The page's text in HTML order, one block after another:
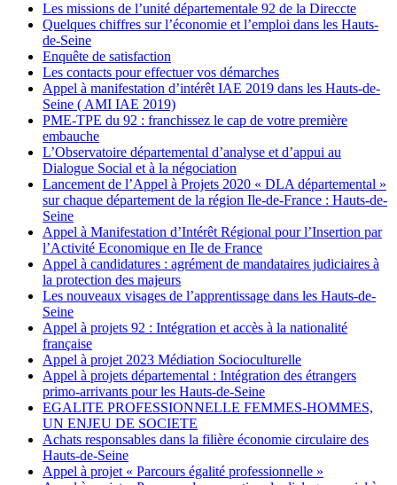
Les missions de l’unité départementale 92 de la Direccte
Quelques chiffres sur l’économie et l’emploi dans les Hauts-
de-Seine
Enquête de satisfaction
Les contacts pour effectuer vos démarches
Appel à manifestation d’intérêt IAE 2019 dans les Hauts-de-
Seine ( AMI IAE 2019)
PME-TPE du 92 : franchissez le cap de votre première
embauche
L’Observatoire départemental d’analyse et d’appui au
Dialogue Social et à la négociation
Lancement de l’Appel à Projets 2020 « DLA départemental »
sur chaque département de la région Ile-de-France : Hauts-de-
Seine
Appel à Manifestation d’Intérêt Régional pour l’Insertion par
l’Activité Economique en Ile de France
Appel à candidatures : agrément de mandataires judiciaires à
la protection des majeurs
Les nouveaux visages de l’apprentissage dans les Hauts-de-
Seine
Appel à projets 92 : Intégration et accès à la nationalité
française
Appel à projet 2023 Médiation Socioculturelle
Appel à projets départemental : Intégration des étrangers
primo-arrivants pour les Hauts-de-Seine
EGALITE PROFESSIONNELLE FEMMES-HOMMES,
UN ENJEU DE SOCIETE
Achats responsables dans la filière économie circulaire des
Hauts-de-Seine
Appel à projet « Parcours égalité professionnelle »